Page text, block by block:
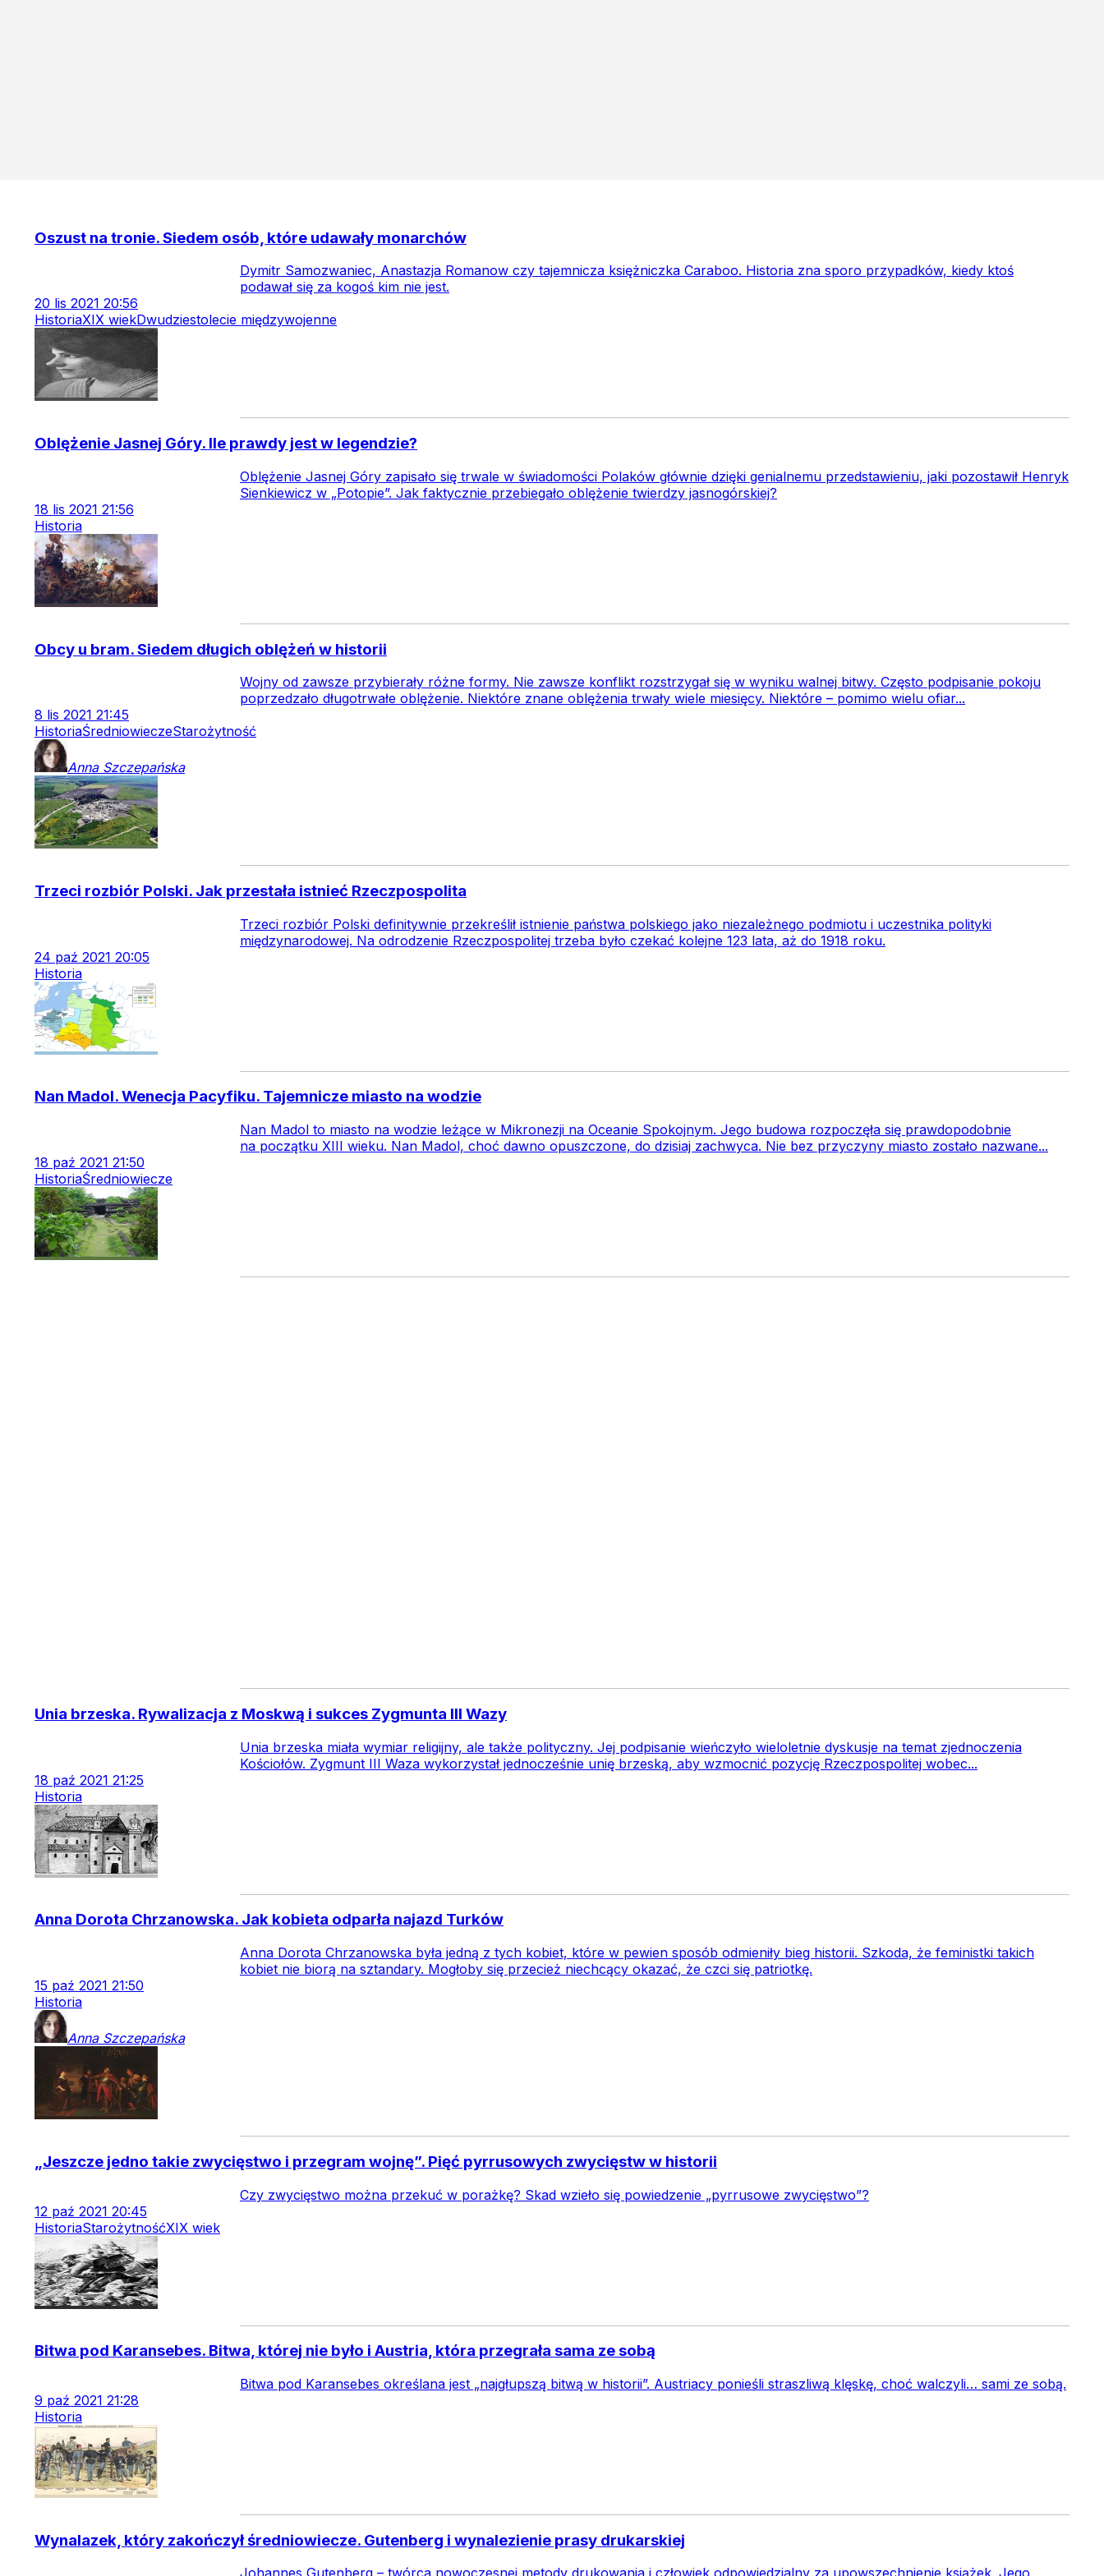
Oszust na tronie. Siedem osób, które udawały monarchów
Dymitr Samozwaniec, Anastazja Romanow czy tajemnicza księżniczka Caraboo. Historia zna sporo przypadków, kiedy ktoś
podawał się za kogoś kim nie jest.
20 lis 2021 20:56
HistoriaXIX wiekDwudziestolecie międzywojenne
Oblężenie Jasnej Góry. Ile prawdy jest w legendzie?
Oblężenie Jasnej Góry zapisało się trwale w świadomości Polaków głównie dzięki genialnemu przedstawieniu, jaki pozostawił Henryk
Sienkiewicz w „Potopie”. Jak faktycznie przebiegało oblężenie twierdzy jasnogórskiej?
18 lis 2021 21:56
Historia
Obcy u bram. Siedem długich oblężeń w historii
Wojny od zawsze przybierały różne formy. Nie zawsze konflikt rozstrzygał się w wyniku walnej bitwy. Często podpisanie pokoju
poprzedzało długotrwałe oblężenie. Niektóre znane oblężenia trwały wiele miesięcy. Niektóre – pomimo wielu ofiar...
8 lis 2021 21:45
HistoriaŚredniowieczeStarożytność
Anna Szczepańska
Trzeci rozbiór Polski. Jak przestała istnieć Rzeczpospolita
Trzeci rozbiór Polski definitywnie przekreślił istnienie państwa polskiego jako niezależnego podmiotu i uczestnika polityki
międzynarodowej. Na odrodzenie Rzeczpospolitej trzeba było czekać kolejne 123 lata, aż do 1918 roku.
24 paź 2021 20:05
Historia
Nan Madol. Wenecja Pacyfiku. Tajemnicze miasto na wodzie
Nan Madol to miasto na wodzie leżące w Mikronezji na Oceanie Spokojnym. Jego budowa rozpoczęła się prawdopodobnie
na początku XIII wieku. Nan Madol, choć dawno opuszczone, do dzisiaj zachwyca. Nie bez przyczyny miasto zostało nazwane...
18 paź 2021 21:50
HistoriaŚredniowiecze
Unia brzeska. Rywalizacja z Moskwą i sukces Zygmunta III Wazy
Unia brzeska miała wymiar religijny, ale także polityczny. Jej podpisanie wieńczyło wieloletnie dyskusje na temat zjednoczenia
Kościołów. Zygmunt III Waza wykorzystał jednocześnie unię brzeską, aby wzmocnić pozycję Rzeczpospolitej wobec...
18 paź 2021 21:25
Historia
Anna Dorota Chrzanowska. Jak kobieta odparła najazd Turków
Anna Dorota Chrzanowska była jedną z tych kobiet, które w pewien sposób odmieniły bieg historii. Szkoda, że feministki takich
kobiet nie biorą na sztandary. Mogłoby się przecież niechcący okazać, że czci się patriotkę.
15 paź 2021 21:50
Historia
Anna Szczepańska
„Jeszcze jedno takie zwycięstwo i przegram wojnę”. Pięć pyrrusowych zwycięstw w historii
Czy zwycięstwo można przekuć w porażkę? Skad wzieło się powiedzenie „pyrrusowe zwycięstwo”?
12 paź 2021 20:45
HistoriaStarożytnośćXIX wiek
Bitwa pod Karansebes. Bitwa, której nie było i Austria, która przegrała sama ze sobą
Bitwa pod Karansebes określana jest „najgłupszą bitwą w historii”. Austriacy ponieśli straszliwą klęskę, choć walczyli… sami ze sobą.
9 paź 2021 21:28
Historia
Wynalazek, który zakończył średniowiecze. Gutenberg i wynalezienie prasy drukarskiej